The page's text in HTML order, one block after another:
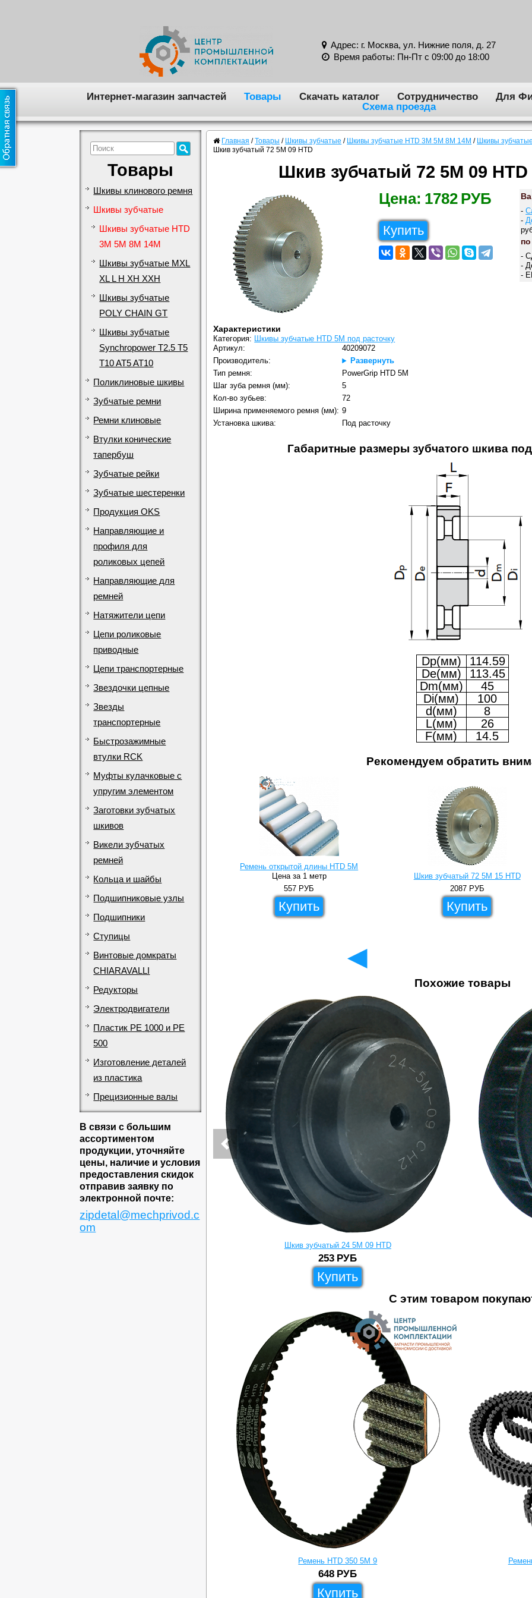
Адрес: г. Москва, ул. Нижние поля, д. 27
Время работы: Пн-Пт с 09:00 до 18:00
Интернет-магазин запчастей Товары Скачать каталог Сотрудничество
Для
Схема проезда
Товары
Шкивы клинового ремня
Шкивы зубчатые
Шкивы зубчатые HTD
3M 5M 8M 14M
Шкивы зубчатые MXL
XL L H XH XXH
Шкивы зубчатые
POLY CHAIN GT
Шкивы зубчатые
Synchropower T2.5 T5
T10 AT5 AT10
Поликлиновые шкивы
Зубчатые ремни
Ремни клиновые
Втулки конические
тапербуш
Зубчатые рейки
Зубчатые шестеренки
Продукция OKS
Направляющие и
профиля для
роликовых цепей
Направляющие для
ремней
Натяжители цепи
Цепи роликовые
приводные
Цепи транспортерные
Звездочки цепные
Звезды
транспортерные
Быстрозажимные
втулки RCK
Муфты кулачковые с
упругим элементом
Заготовки зубчатых
шкивов
Викели зубчатых
ремней
Кольца и шайбы
Подшипниковые узлы
Подшипники
Ступицы
Винтовые домкраты
CHIARAVALLI
Редукторы
Электродвигатели
Пластик PE 1000 и PE
500
Изготовление деталей
из пластика
Прецизионные валы
В связи с большим
ассортиментом
продукции, уточняйте
цены, наличие и условия
предоставления скидок
отправив заявку по
электронной почте:
zipdetal@mechprivod.c
om
Главная / Товары / Шкивы зубчатые / Шкивы зубчатые HTD 3M 5M 8M 14M / Шкивы
Шкив зубчатый 72 5M 09 HTD
Шкив зубчатый 72 5M 09
Цена: 1782 РУБ
Купить
-
-
-
-
-
Характеристики
Категория: Шкивы зубчатые HTD 5M под расточку
Артикул:
40209072
Производитель:
Развернуть
Тип ремня:
PowerGrip HTD 5M
Шаг зуба ремня (мм):
5
Кол-во зубьев:
72
Ширина применяемого ремня (мм): 9
Установка шкива:
Под расточку
Габаритные размеры зубчатого шкива
Dp(мм)
114.59
De(мм)
113.45
Dm(мм)
45
Di(мм)
100
d(мм)
8
L(мм)
26
F(мм)
14.5
Рекомендуем обратить
Ремень открытой длины HTD 5M
Цена за 1 метр
557 РУБ
Купить
Шкив зубчатый 72 5M 15 HTD
2087 РУБ
Купить
◄
Похожие товары
Шкив зубчатый 24 5M 09 HTD
253 РУБ
Купить
С этим товаром
Ремень HTD 350 5M 9
648 РУБ
Купить